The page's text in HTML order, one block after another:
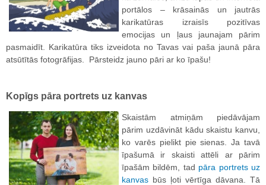
portālos – krāsainās un jautrās
karikatūras izraisīs pozitīvas
emocijas un ļaus jaunajam pārim
pasmaidīt. Karikatūra tiks izveidota no Tavas vai paša jaunā pāra
atsūtītās fotogrāfijas. Pārsteidz jauno pāri ar ko īpašu!
Kopīgs pāra portrets uz kanvas
Skaistām atmiņām piedāvājam
pārim uzdāvināt kādu skaistu kanvu,
ko varēs pielikt pie sienas. Ja tavā
īpašumā ir skaisti attēli ar pārim
īpašām bildēm, tad pāra portrets uz
kanvas būs ļoti vērtīga dāvana. Tā